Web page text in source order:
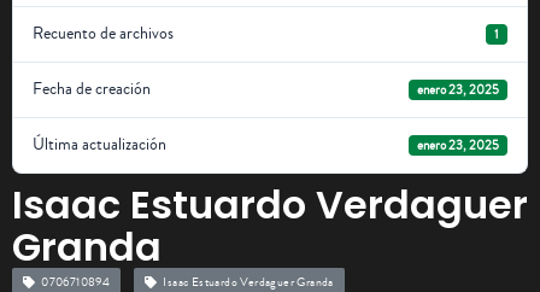
Recuento de archivos 1
Fecha de creación enero 23, 2025
Última actualización enero 23, 2025
Isaac Estuardo Verdaguer
Granda
0706710894 Isaac Estuardo Verdaguer Granda